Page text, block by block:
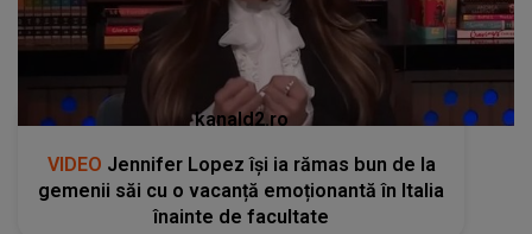
kanald2.ro
VIDEO Jennifer Lopez își ia rămas bun de la
gemenii săi cu o vacanță emoționantă în Italia
înainte de facultate